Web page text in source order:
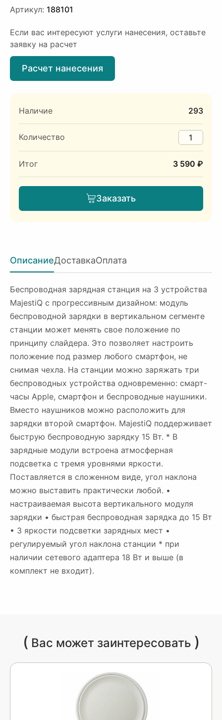
Артикул: 188101
Если вас интересуют услуги нанесения, оставьте
заявку на расчет
Расчет нанесения
Наличие 293
Количество
Итог 3 590 ₽
Заказать
ОписаниеДоставкаОплата
Беспроводная зарядная станция на 3 устройства
MajestiQ с прогрессивным дизайном: модуль
беспроводной зарядки в вертикальном сегменте
станции может менять свое положение по
принципу слайдера. Это позволяет настроить
положение под размер любого смартфон, не
снимая чехла. На станции можно заряжать три
беспроводных устройства одновременно: смарт-
часы Apple, смартфон и беспроводные наушники.
Вместо наушников можно расположить для
зарядки второй смартфон. MajestiQ поддерживает
быструю беспроводную зарядку 15 Вт. * В
зарядные модули встроена атмосферная
подсветка с тремя уровнями яркости.
Поставляется в сложенном виде, угол наклона
можно выставить практически любой. •
настраиваемая высота вертикального модуля
зарядки • быстрая беспроводная зарядка до 15 Вт
• 3 яркости подсветки зарядных мест •
регулируемый угол наклона станции * при
наличии сетевого адаптера 18 Вт и выше (в
комплект не входит).
( Вас может заинтересовать )